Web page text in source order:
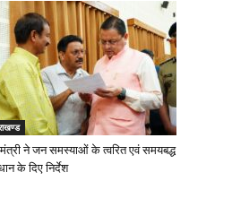
ने जन समस्याओं के त्वरित एवं समयबद्ध
के दिए निर्देश